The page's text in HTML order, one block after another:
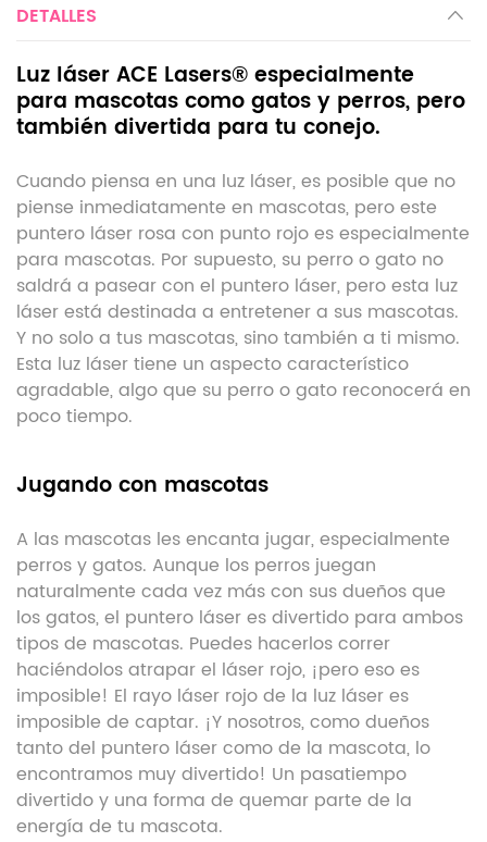
DETALLES
Luz láser ACE Lasers® especialmente
para mascotas como gatos y perros, pero
también divertida para tu conejo.
Cuando piensa en una luz láser, es posible que no
piense inmediatamente en mascotas, pero este
puntero láser rosa con punto rojo es especialmente
para mascotas. Por supuesto, su perro o gato no
saldrá a pasear con el puntero láser, pero esta luz
láser está destinada a entretener a sus mascotas.
Y no solo a tus mascotas, sino también a ti mismo.
Esta luz láser tiene un aspecto característico
agradable, algo que su perro o gato reconocerá en
poco tiempo.
Jugando con mascotas
A las mascotas les encanta jugar, especialmente
perros y gatos. Aunque los perros juegan
naturalmente cada vez más con sus dueños que
los gatos, el puntero láser es divertido para ambos
tipos de mascotas. Puedes hacerlos correr
haciéndolos atrapar el láser rojo, ¡pero eso es
imposible! El rayo láser rojo de la luz láser es
imposible de captar. ¡Y nosotros, como dueños
tanto del puntero láser como de la mascota, lo
encontramos muy divertido! Un pasatiempo
divertido y una forma de quemar parte de la
energía de tu mascota.